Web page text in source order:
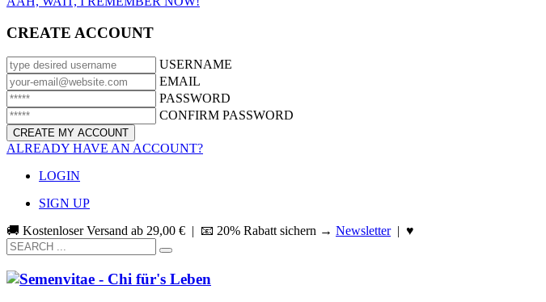
CREATE ACCOUNT
USERNAME
EMAIL
PASSWORD
CONFIRM PASSWORD
ALREADY HAVE AN ACCOUNT?
LOGIN
SIGN UP
🚚 Kostenloser Versand ab 29,00 € | 📧 20% Rabatt sichern → Newsletter| ♥